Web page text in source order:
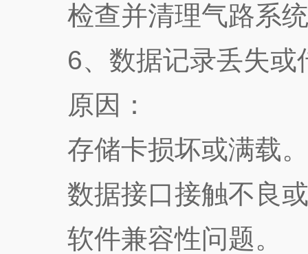
检查并清理气路系统
6、数据记录丢失或
原因：
存储卡损坏或满载。
数据接口接触不良或
软件兼容性问题。